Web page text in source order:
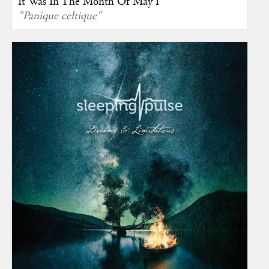
"Panique celtique"